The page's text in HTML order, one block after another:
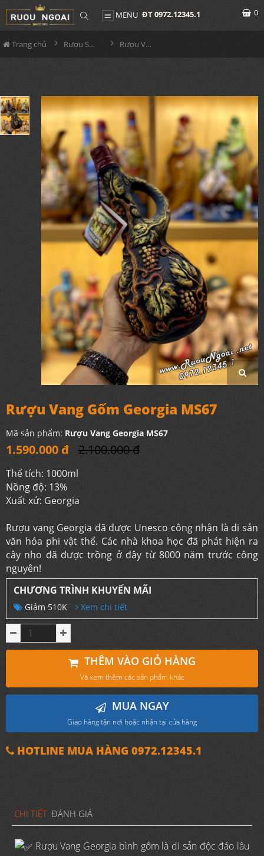
MENU ĐT 0972.12345.1 0
Trang chủ Rượu Sưu Tầm - Nga Rượu Vang Gốm Georgia MS67
Rượu Vang Gốm Georgia MS67
Mã sản phẩm: Rượu Vang Georgia MS67
1.590.000 đ 2.100.000 đ
Thể tích: 1000ml
Nồng độ: 13%
Xuất xứ: Georgia
Rượu vang Georgia đã được Unesco công nhận là di sản
văn hóa phi vật thể. Các nhà khoa học đã phát hiện ra
cây nho đã được trồng ở đây từ 8000 năm trước công
nguyên!
CHƯƠNG TRÌNH KHUYẾN MÃI
Giảm 510K Xem chi tiết
THÊM VÀO GIỎ HÀNG
Và xem thêm các sản phẩm khác
MUA NGAY
Giao hàng tận nơi hoặc nhận tại cửa hàng
HOTLINE MUA HÀNG 0972.12345.1
CHI TIẾT ĐÁNH GIÁ
Rượu Vang Georgia bình gốm là di sản độc đáo lâu